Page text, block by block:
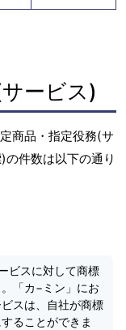
ービス)
商品・指定役務(サ
件数は以下の通り
ビスに対して商標
「カ−ミン」にお
スは、自社が商標
ることができま